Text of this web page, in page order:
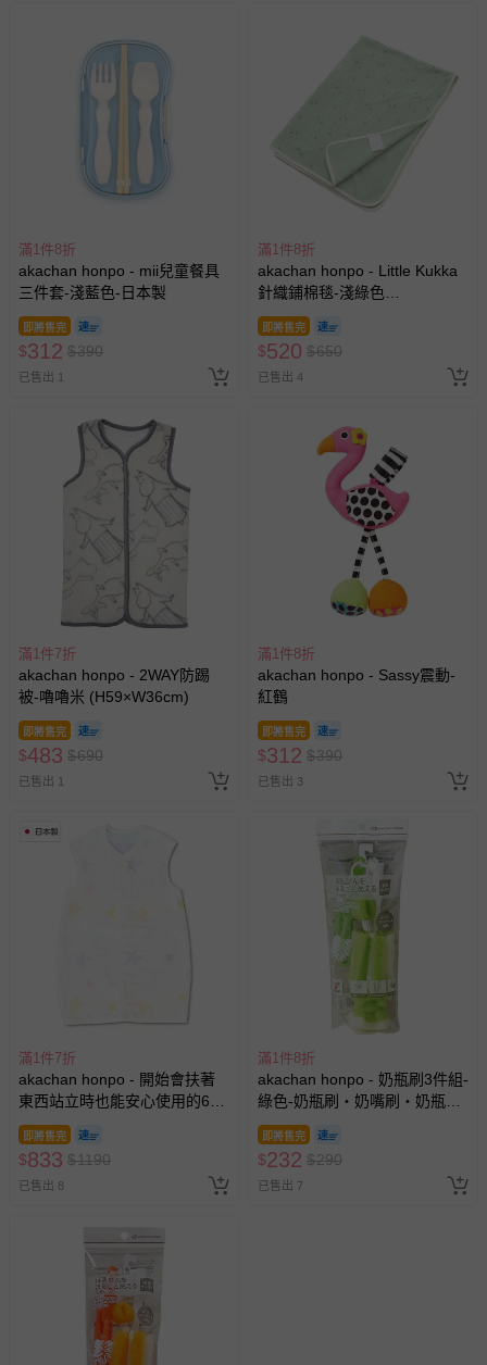
滿1件8折
akachan honpo - mii兒童餐具
三件套-淺藍色-日本製
即將售完
$312 $390
已售出 1
滿1件8折
akachan honpo - Little Kukka
針織鋪棉毯-淺綠色
(70cmX100cm)
即將售完
$520 $650
已售出 4
滿1件7折
akachan honpo - 2WAY防踢
被-嚕嚕米 (H59×W36cm)
即將售完
$483 $690
已售出 1
滿1件8折
akachan honpo - Sassy震動-
紅鶴
即將售完
$312 $390
已售出 3
滿1件7折
akachan honpo - 開始會扶著
東西站立時也能安心使用的6層
棉紗防踢被-米白色
(80~95cm)-日本製
即將售完
$833 $1190
已售出 8
滿1件8折
akachan honpo - 奶瓶刷3件組-
綠色-奶瓶刷・奶嘴刷・奶瓶蓋
刷:各1枝-日本製
即將售完
$232 $290
已售出 7